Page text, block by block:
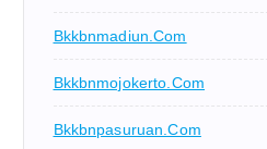
Bkkbnmadiun.com
Bkkbnmojokerto.com
Bkkbnpasuruan.com